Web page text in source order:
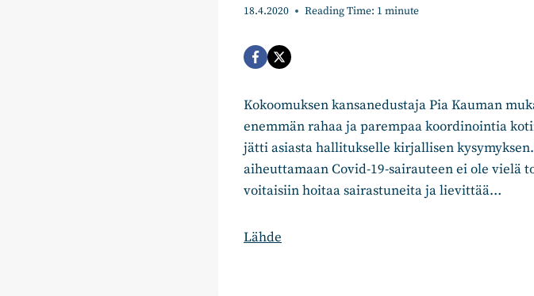
18.4.2020 Reading Time: 1 minute
Kokoomuksen kansanedustaja Pia Kauman
enemmän rahaa ja parempaa koordinointia
jätti asiasta hallitukselle kirjallisen
aiheuttamaan Covid-19-sairauteen ei ole vielä
voitaisiin hoitaa sairastuneita ja lievittää…
Lähde